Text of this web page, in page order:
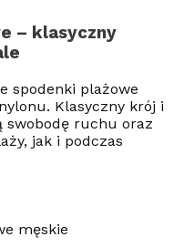
– klasyczny
spodenki plażowe
Klasyczny krój i
swobodę ruchu oraz
jak i podczas
męskie